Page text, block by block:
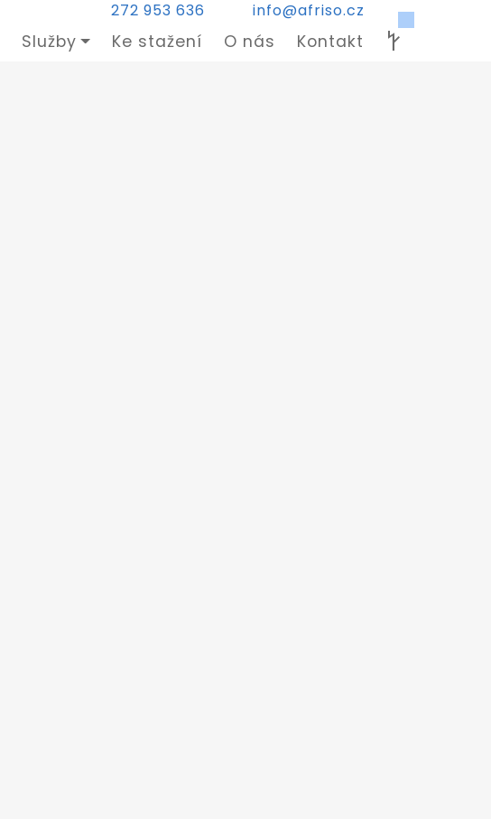
272 953 636 info@afriso.cz
Služby Ke stažení O nás Kontakt